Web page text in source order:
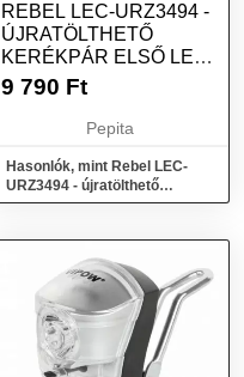
REBEL LEC-URZ3494 -
ÚJRATÖLTHETŐ
KERÉKPÁR ELSŐ LED
LÁMPA, FEKETE
9 790 Ft
Pepita
Hasonlók, mint Rebel LEC-
URZ3494 - újratölthető
kerékpár első LED lámpa,